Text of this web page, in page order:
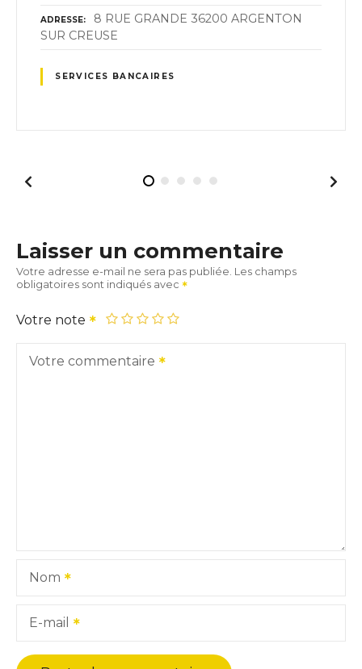
ADRESSE
8 RUE GRANDE 36200 ARGENTON
SUR CREUSE
SERVICES BANCAIRES
Laisser un commentaire
Votre adresse e-mail ne sera pas publiée. Les champs
obligatoires sont indiqués avec
Votre note
Votre commentaire
Nom
E-mail